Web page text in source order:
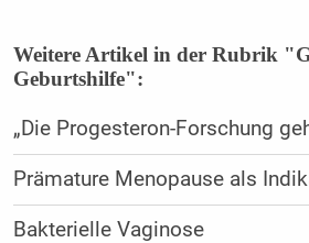
Weitere Artikel in der Rubrik
Geburtshilfe":
„Die Progesteron-Forschung
Prämature Menopause als
Bakterielle Vaginose